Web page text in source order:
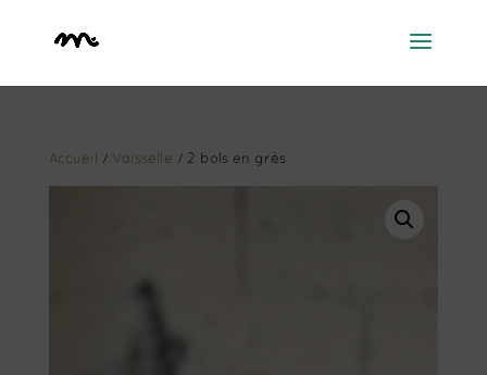
Accueil / Vaisselle / 2 bols en grès